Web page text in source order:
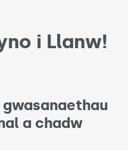
i Llanw!
gwasanaethau
a chadw